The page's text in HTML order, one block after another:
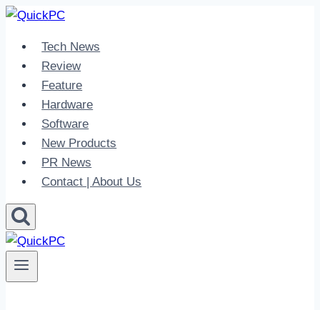
Skip
contentTech News
Review
Feature
Hardware
Software
New Products
PR News
Contact | About Us